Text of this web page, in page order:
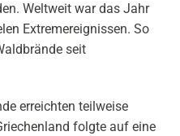
Weltweit war das Jahr
Extremereignissen. So
seit
erreichten teilweise
folgte auf eine